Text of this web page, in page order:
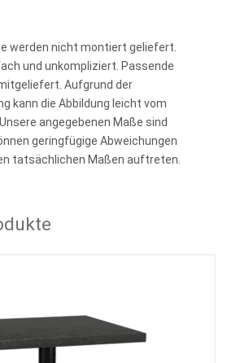
werden nicht montiert geliefert.
und unkompliziert. Passende
Aufgrund der
kann die Abbildung leicht vom
angegebenen Maße sind
geringfügige Abweichungen
tatsächlichen Maßen auftreten.